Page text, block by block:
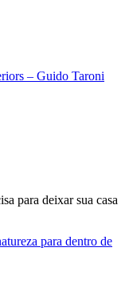
– Guido Taroni
para deixar sua casa
para dentro de